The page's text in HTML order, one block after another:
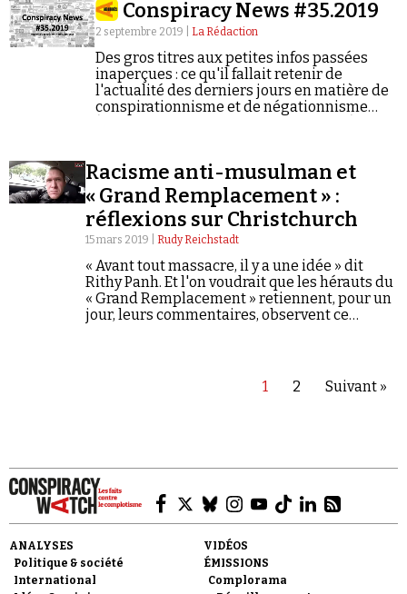
Conspiracy News #35.2019
2 septembre 2019 | La Rédaction
Des gros titres aux petites infos passées
inaperçues : ce qu'il fallait retenir de
l'actualité des derniers jours en matière de
conspirationnisme et de négationnisme
Racisme anti-musulman et
« Grand Remplacement » :
réflexions sur Christchurch
15 mars 2019 | Rudy Reichstadt
« Avant tout massacre, il y a une idée » dit
Rithy Panh. Et l'on voudrait que les hérauts du
« Grand Remplacement » retiennent, pour un
jour, leurs commentaires, observent ce
1 2 Suivant »
ANALYSES
Politique & société
International
VIDÉOS
ÉMISSIONS
Complorama